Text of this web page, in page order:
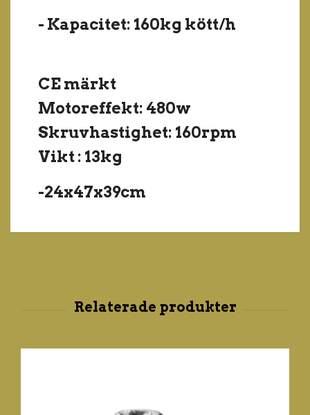
- Kapacitet: 160kg kött/h
CE märkt
Motoreffekt: 480w
Skruvhastighet: 160rpm
Vikt : 13kg
-24x47x39cm